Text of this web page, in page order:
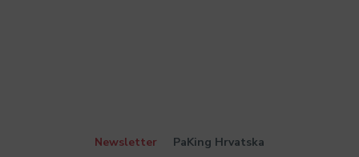
Newsletter PaKing Hrvatska